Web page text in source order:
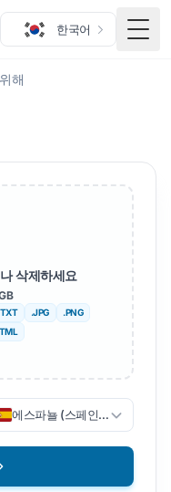
한국어
메뉴
해
삭제하세요
.JPG
.PNG
에스파뇰 (스페인어)